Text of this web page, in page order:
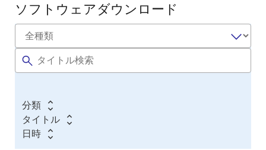
ソフトウェアダウンロード
分類
タイトル
日時